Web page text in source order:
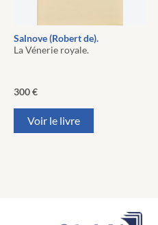
Salnove (Robert de).
La Vénerie royale.
300€
Voir le livre